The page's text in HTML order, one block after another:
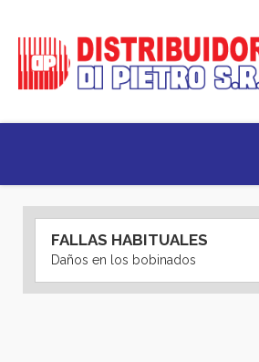
FALLAS HABITUALES
Daños en los bobinados